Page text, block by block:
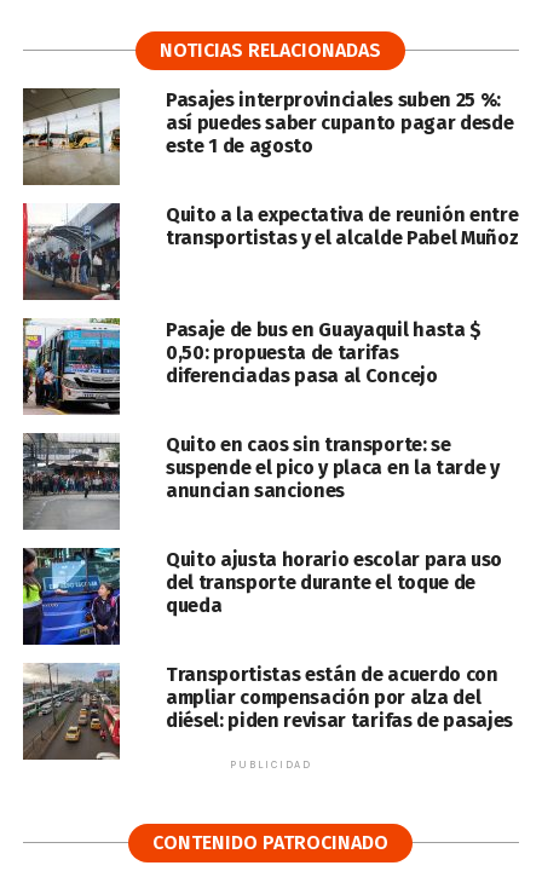
NOTICIAS RELACIONADAS
Pasajes interprovinciales suben 25 %:
así puedes saber cupanto pagar desde
este 1 de agosto
Quito a la expectativa de reunión entre
transportistas y el alcalde Pabel Muñoz
Pasaje de bus en Guayaquil hasta $
0,50: propuesta de tarifas
diferenciadas pasa al Concejo
Quito en caos sin transporte: se
suspende el pico y placa en la tarde y
anuncian sanciones
Quito ajusta horario escolar para uso
del transporte durante el toque de
queda
Transportistas están de acuerdo con
ampliar compensación por alza del
diésel: piden revisar tarifas de pasajes
PUBLICIDAD
CONTENIDO PATROCINADO